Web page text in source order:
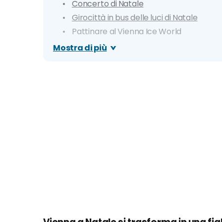
Concerto di Natale
Girocittà in bus delle luci di Natale
Pattinare al Vienna Ice World
Coro dei Piccoli Cantori di Vienna
Mostra di più